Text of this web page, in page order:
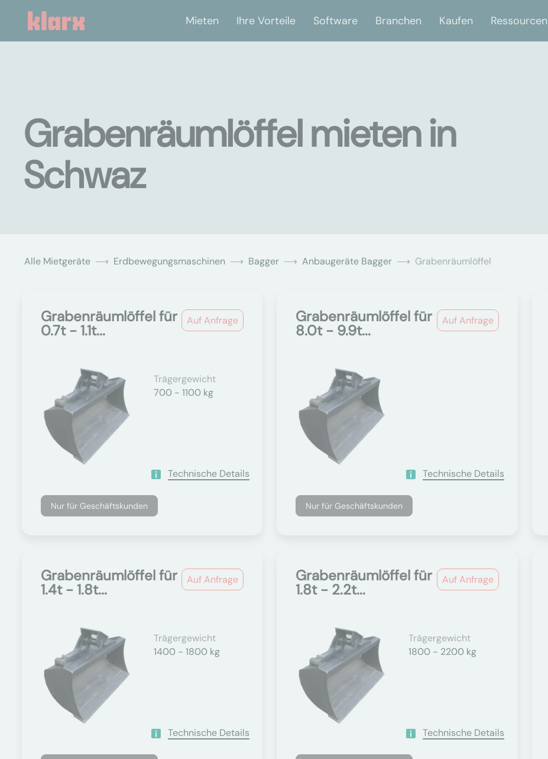
Mieten Ihre Vorteile Software Branchen Kaufen Ressourcen
Grabenräumlöffel mieten in
Schwaz
Alle Mietgeräte Erdbewegungsmaschinen Bagger Anbaugeräte Bagger Grabenräumlöffel
Auf Anfrage
Grabenräumlöffel für
0.7t - 1.1t...
Trägergewicht
700 - 1100 kg
Technische Details
Nur für Geschäftskunden
Auf Anfrage
Grabenräumlöffel für
8.0t - 9.9t...
Technische Details
Nur für Geschäftskunden
Auf Anfrage
Grabenräumlöffel für
1.4t - 1.8t...
Trägergewicht
1400 - 1800 kg
Technische Details
Auf Anfrage
Grabenräumlöffel für
1.8t - 2.2t...
Trägergewicht
1800 - 2200 kg
Technische Details